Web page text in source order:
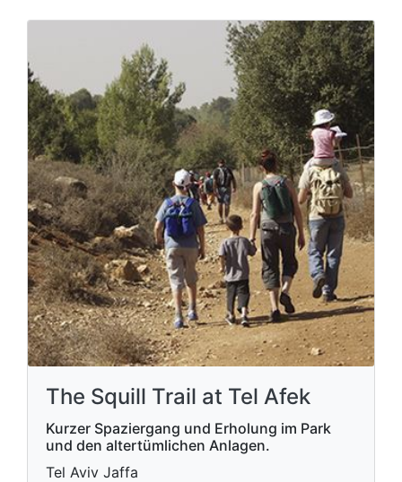
The Squill Trail at Tel Afek
Kurzer Spaziergang und Erholung im Park
und den altertümlichen Anlagen.
Tel Aviv Jaffa